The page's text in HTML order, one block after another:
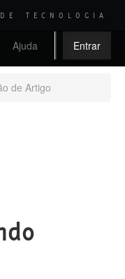
TECNOLOGIA
Ajuda Entrar
de Artigo